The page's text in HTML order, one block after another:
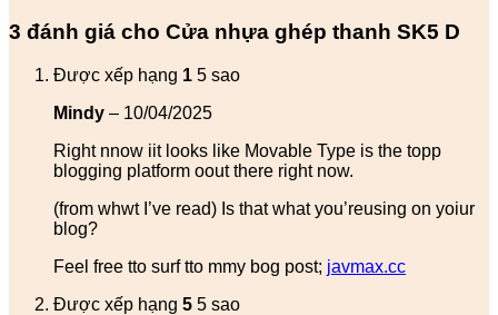
3 đánh giá cho Cửa nhựa ghép thanh SK5 D
Được xếp hạng 1 5 sao
Mindy – 10/04/2025
Right nnow iit looks like Movable Type is the topp
blogging platform oout there right now.
(from whwt I’ve read) Is that what you’reusing on yoiur
blog?
Feel free tto surf tto mmy bog post; javmax.cc
Được xếp hạng 5 5 sao